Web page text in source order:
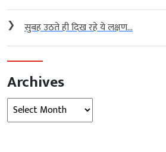
❯ सुबह उठते ही दिख रहे ये लक्षण...
Archives
Archives